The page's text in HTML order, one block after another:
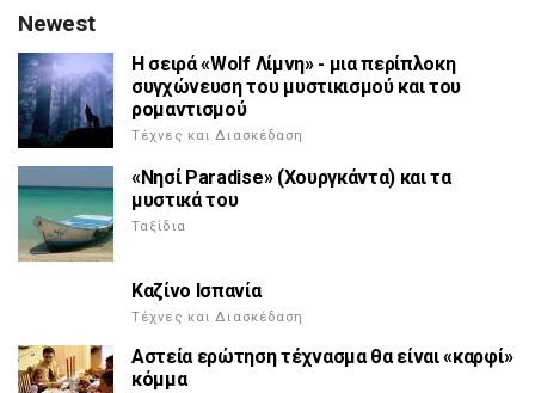
Newest
Η σειρά «Wolf Λίμνη» - μια περίπλοκη
συγχώνευση του μυστικισμού και του
ρομαντισμού
Τέχνες και Διασκέδαση
«Νησί Paradise» (Χουργκάντα) και τα
μυστικά του
Ταξίδια
Καζίνο Ισπανία
Τέχνες και Διασκέδαση
Αστεία ερώτηση τέχνασμα θα είναι «καρφί»
κόμμα